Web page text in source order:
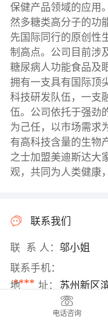
保健产品领域的应用
然多糖类高分子的功
先国际同行的原创性
制高点。公司目前涉
糖尿病人功能食品及
拥有一支具有国际顶
科技研发队伍，一支
伍。公司依托于强劲
为己任，以市场需求
有高科技含量的生物
之士加盟美迪斯达大
观，共同为人类健康
联系我们
联 系 人： 邬小姐
联系手机：
****
地 址： 苏州新区
电话咨询